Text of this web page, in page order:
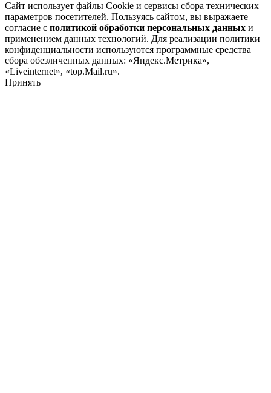
Сайт использует файлы Cookie и сервисы сбора технических
параметров посетителей. Пользуясь сайтом, вы выражаете
согласие с политикой обработки персональных данных и
применением данных технологий. Для реализации политики
конфиденциальности используются программные средства
сбора обезличенных данных: «Яндекс.Метрика»,
«Liveinternet», «top.Mail.ru».
Принять